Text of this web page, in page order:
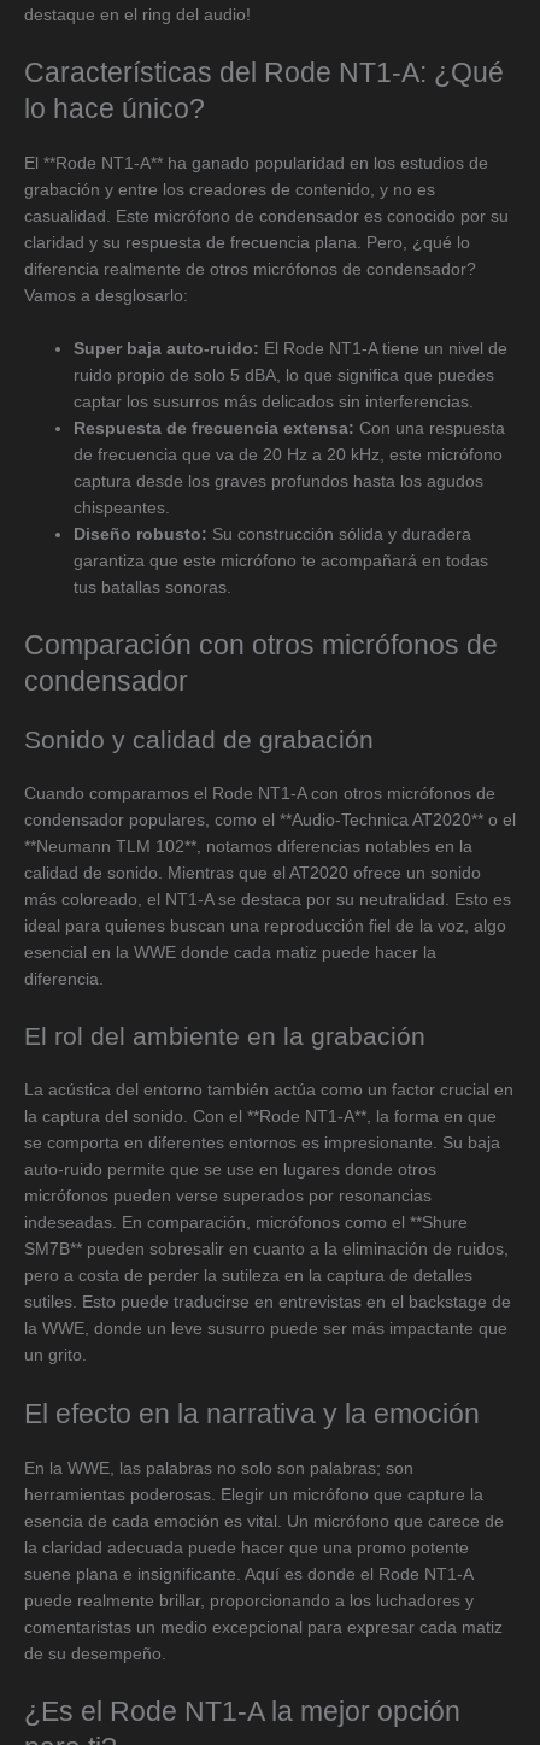
destaque en el ring del audio!
Características del Rode NT1-A: ¿Qué
lo hace único?
El **Rode NT1-A** ha ganado popularidad en los estudios de
grabación y entre los creadores de contenido, y no es
casualidad. Este micrófono de condensador es conocido por su
claridad y su respuesta de frecuencia plana. Pero, ¿qué lo
diferencia realmente de otros micrófonos de condensador?
Vamos a desglosarlo:
Super baja auto-ruido: El Rode NT1-A tiene un nivel de
ruido propio de solo 5 dBA, lo que significa que puedes
captar los susurros más delicados sin interferencias.
Respuesta de frecuencia extensa: Con una respuesta
de frecuencia que va de 20 Hz a 20 kHz, este micrófono
captura desde los graves profundos hasta los agudos
chispeantes.
Diseño robusto: Su construcción sólida y duradera
garantiza que este micrófono te acompañará en todas
tus batallas sonoras.
Comparación con otros micrófonos de
condensador
Sonido y calidad de grabación
Cuando comparamos el Rode NT1-A con otros micrófonos de
condensador populares, como el **Audio-Technica AT2020** o el
**Neumann TLM 102**, notamos diferencias notables en la
calidad de sonido. Mientras que el AT2020 ofrece un sonido
más coloreado, el NT1-A se destaca por su neutralidad. Esto es
ideal para quienes buscan una reproducción fiel de la voz, algo
esencial en la WWE donde cada matiz puede hacer la
diferencia.
El rol del ambiente en la grabación
La acústica del entorno también actúa como un factor crucial en
la captura del sonido. Con el **Rode NT1-A**, la forma en que
se comporta en diferentes entornos es impresionante. Su baja
auto-ruido permite que se use en lugares donde otros
micrófonos pueden verse superados por resonancias
indeseadas. En comparación, micrófonos como el **Shure
SM7B** pueden sobresalir en cuanto a la eliminación de ruidos,
pero a costa de perder la sutileza en la captura de detalles
sutiles. Esto puede traducirse en entrevistas en el backstage de
la WWE, donde un leve susurro puede ser más impactante que
un grito.
El efecto en la narrativa y la emoción
En la WWE, las palabras no solo son palabras; son
herramientas poderosas. Elegir un micrófono que capture la
esencia de cada emoción es vital. Un micrófono que carece de
la claridad adecuada puede hacer que una promo potente
suene plana e insignificante. Aquí es donde el Rode NT1-A
puede realmente brillar, proporcionando a los luchadores y
comentaristas un medio excepcional para expresar cada matiz
de su desempeño.
¿Es el Rode NT1-A la mejor opción